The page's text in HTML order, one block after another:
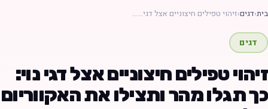
›דגים›זיהוי טפילים חיצוניים אצל דגי……
דגים
טפילים חיצוניים אצל דגי נוי:
תגלו מהר ותצילו את האקווריום